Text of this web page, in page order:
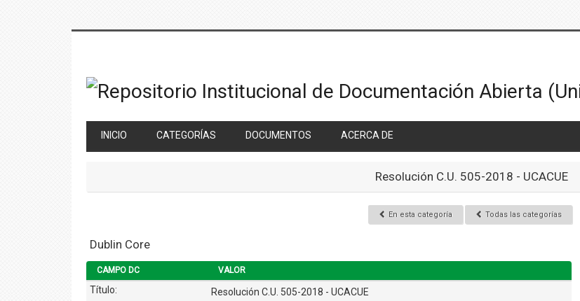
INICIO CATEGORÍAS DOCUMENTOS ACERCA DE
Resolución C.U. 505-2018 - UCACUE
En esta categoría Todas las categorías
Dublin Core
CAMPO DC VALOR
Título:
Resolución C.U. 505-2018 - UCACUE